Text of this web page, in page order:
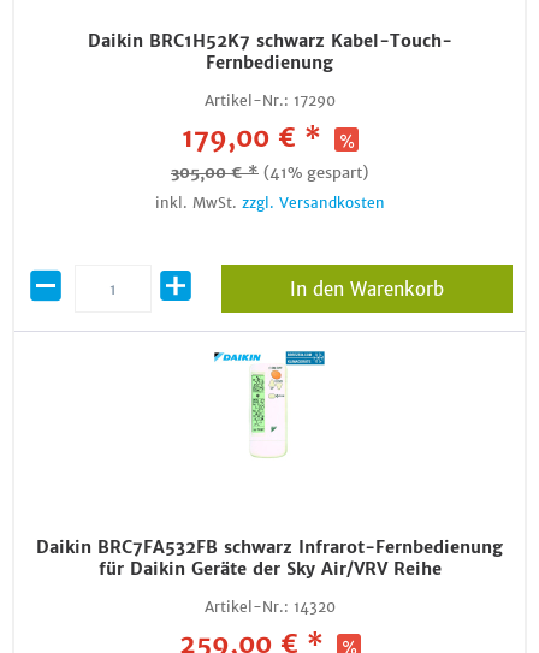
Daikin BRC1H52K7 schwarz Kabel-Touch-
Fernbedienung
Artikel-Nr.: 17290
179,00 € *
305,00 € * (41% gespart)
inkl. MwSt. zzgl. Versandkosten
In den Warenkorb
Daikin BRC7FA532FB schwarz Infrarot-Fernbedienung
für Daikin Geräte der Sky Air/VRV Reihe
Artikel-Nr.: 14320
259,00 € *